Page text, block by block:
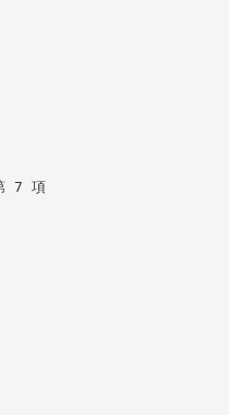
7 項